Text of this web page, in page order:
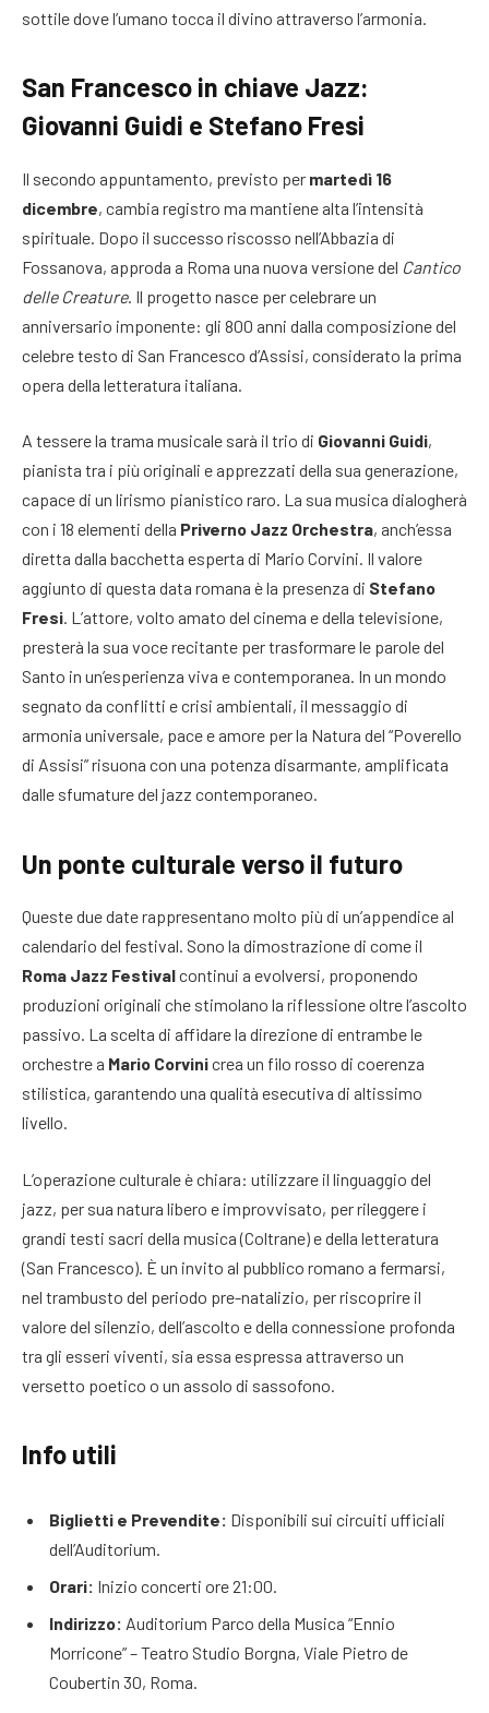
sottile dove l’umano tocca il divino attraverso l’armonia.
San Francesco in chiave Jazz:
Giovanni Guidi e Stefano Fresi
Il secondo appuntamento, previsto per martedì 16
dicembre, cambia registro ma mantiene alta l’intensità
spirituale. Dopo il successo riscosso nell’Abbazia di
Fossanova, approda a Roma una nuova versione del Cantico
delle Creature. Il progetto nasce per celebrare un
anniversario imponente: gli 800 anni dalla composizione del
celebre testo di San Francesco d’Assisi, considerato la prima
opera della letteratura italiana.
A tessere la trama musicale sarà il trio di Giovanni Guidi,
pianista tra i più originali e apprezzati della sua generazione,
capace di un lirismo pianistico raro. La sua musica dialogherà
con i 18 elementi della Priverno Jazz Orchestra, anch’essa
diretta dalla bacchetta esperta di Mario Corvini. Il valore
aggiunto di questa data romana è la presenza di Stefano
Fresi. L’attore, volto amato del cinema e della televisione,
presterà la sua voce recitante per trasformare le parole del
Santo in un’esperienza viva e contemporanea. In un mondo
segnato da conflitti e crisi ambientali, il messaggio di
armonia universale, pace e amore per la Natura del “Poverello
di Assisi” risuona con una potenza disarmante, amplificata
dalle sfumature del jazz contemporaneo.
Un ponte culturale verso il futuro
Queste due date rappresentano molto più di un’appendice al
calendario del festival. Sono la dimostrazione di come il
Roma Jazz Festivalcontinui a evolversi, proponendo
produzioni originali che stimolano la riflessione oltre l’ascolto
passivo. La scelta di affidare la direzione di entrambe le
orchestre a Mario Corvinicrea un filo rosso di coerenza
stilistica, garantendo una qualità esecutiva di altissimo
livello.
L’operazione culturale è chiara: utilizzare il linguaggio del
jazz, per sua natura libero e improvvisato, per rileggere i
grandi testi sacri della musica (Coltrane) e della letteratura
(San Francesco). È un invito al pubblico romano a fermarsi,
nel trambusto del periodo pre-natalizio, per riscoprire il
valore del silenzio, dell’ascolto e della connessione profonda
tra gli esseri viventi, sia essa espressa attraverso un
versetto poetico o un assolo di sassofono.
Info utili
Biglietti e Prevendite: Disponibili sui circuiti ufficiali
dell’Auditorium.
Orari: Inizio concerti ore 21:00.
Indirizzo: Auditorium Parco della Musica “Ennio
Morricone” – Teatro Studio Borgna, Viale Pietro de
Coubertin 30, Roma.